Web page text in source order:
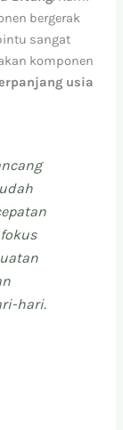
bergerak
sangat
komponen
usia
hari.